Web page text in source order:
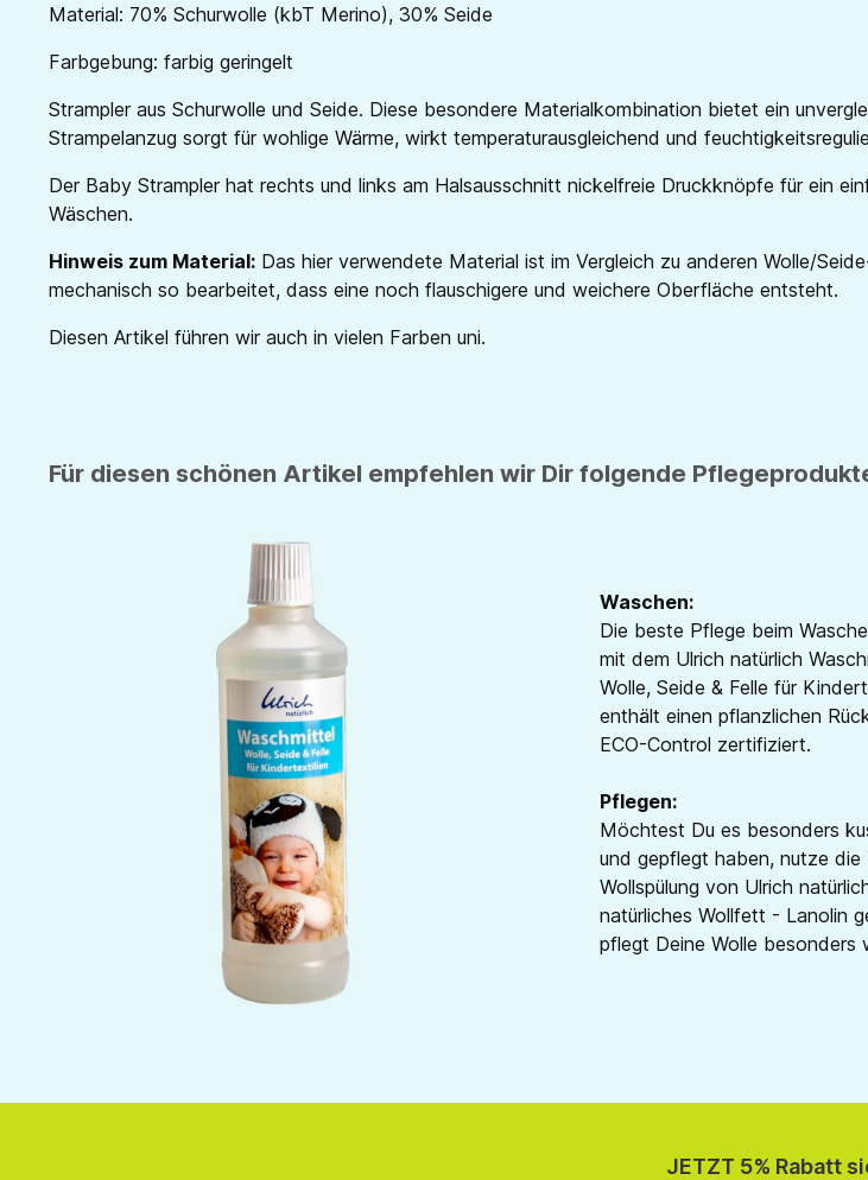
Material: 70% Schurwolle (kbT Merino), 30% Seide
Farbgebung: farbig geringelt
Strampler aus Schurwolle und Seide. Diese besondere Materialkombination bietet ein
Strampelanzug sorgt für wohlige Wärme, wirkt temperaturausgleichend und
Der Baby Strampler hat rechts und links am Halsausschnitt nickelfreie Druckknöpfe für ein
Wäschen.
Hinweis zum Material: Das hier verwendete Material ist im Vergleich zu anderen Wolle/
mechanisch so bearbeitet, dass eine noch flauschigere und weichere Oberfläche entsteht.
Diesen Artikel führen wir auch in vielen Farben uni.
Für diesen schönen Artikel empfehlen wir Dir folgende
Waschen:
Die beste Pflege beim
mit dem Ulrich natürlich
Wolle, Seide & Felle für
enthält einen pflanzlichen
ECO-Control zertifiziert.
Pflegen:
Möchtest Du es besonders
und gepflegt haben, nutze die
Wollspülung von Ulrich
natürliches Wollfett - Lanolin
pflegt Deine Wolle besonders
JETZT 5% Rabatt